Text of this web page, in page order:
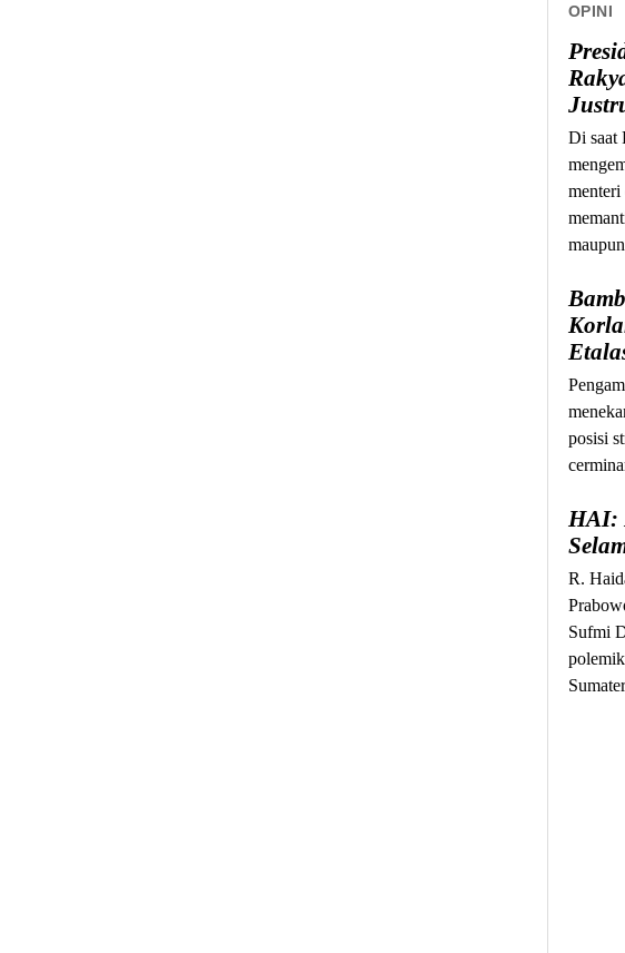
OPINI
Di saat
menteri
posisi
HAI:
R.
Sufmi